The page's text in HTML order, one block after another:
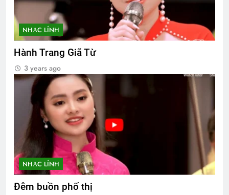
NHẠC LÍNH
Hành Trang Giã Từ
3 years ago
NHẠC LÍNH
Đêm buồn phố thị